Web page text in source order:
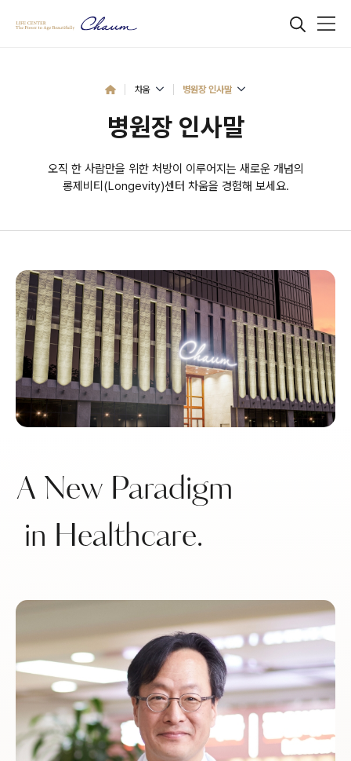
차움 병원장 인사말
병원장 인사말
오직 한 사람만을 위한 처방이 이루어지는 새로운 개념의
롱제비티(Longevity)센터 차움을 경험해 보세요.
A New Paradigm
in Healthcare.